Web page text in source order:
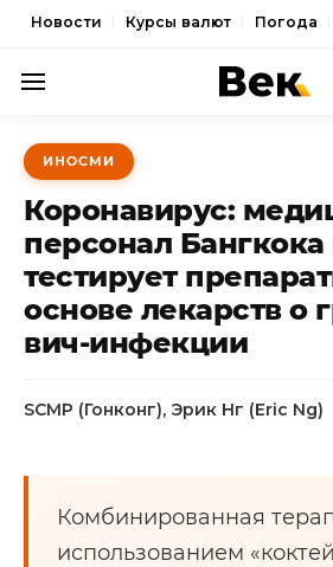
Новости Курсы валют Погода
ПОЛИТИКА
ЭКОНОМИКА
ОБЩЕСТВО
СПОРТ
КУЛЬТУРА
ИНОСМИ
Коронавирус:
персонал
тестирует
основе лекарств о
вич-инфекции
SCMP (Гонконг), Эрик Нг (Eric Ng)
Комбинированная
использованием